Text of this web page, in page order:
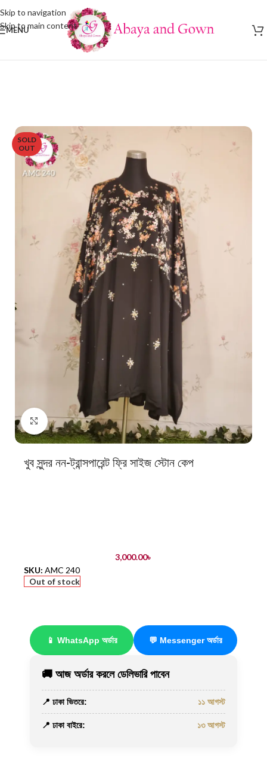
Skip to navigation
Skip to main content
MENU
SOLD
OUT
Click to enlarge
খুব সুন্দর নন-ট্রান্সপারেন্ট ফ্রি সাইজ স্টোন কেপ
3,000.00৳
SKU: AMC 240
Out of stock
📱 WhatsApp অর্ডার 💬 Messenger অর্ডার
🚚 আজ অর্ডার করলে ডেলিভারি পাবেন
📍 ঢাকা ভিতরে: ১১ আগস্ট
📍 ঢাকা বাইরে: ১৩ আগস্ট